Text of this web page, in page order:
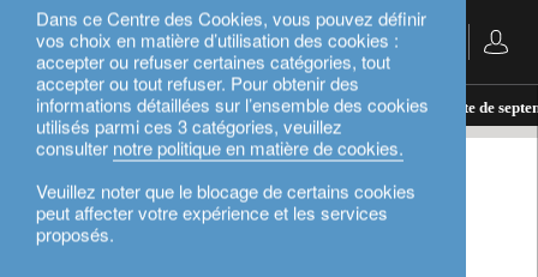
Dans ce Centre des Cookies, vous pouvez définir
vos choix en matière d’utilisation des cookies :
accepter ou refuser certaines catégories, tout
accepter ou tout refuser. Pour obtenir des
informations détaillées sur l’ensemble des cookies
utilisés parmi ces 3 catégories, veuillez
consulter notre politique en matière de cookies.
Veuillez noter que le blocage de certains cookies
peut affecter votre expérience et les services
proposés.
Français
actualités. perspectives d’investissement Tempête de
perspectives d’investissement
Tempête de septembre